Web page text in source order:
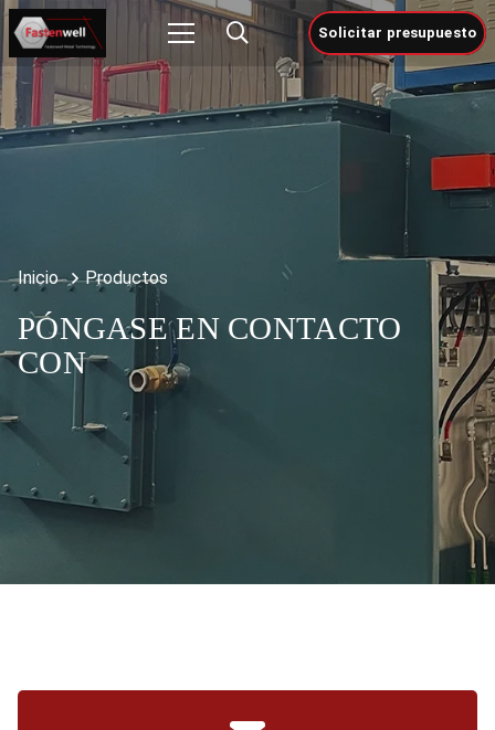
Solicitar presupuesto
Inicio Productos
PÓNGASE EN CONTACTO
CON